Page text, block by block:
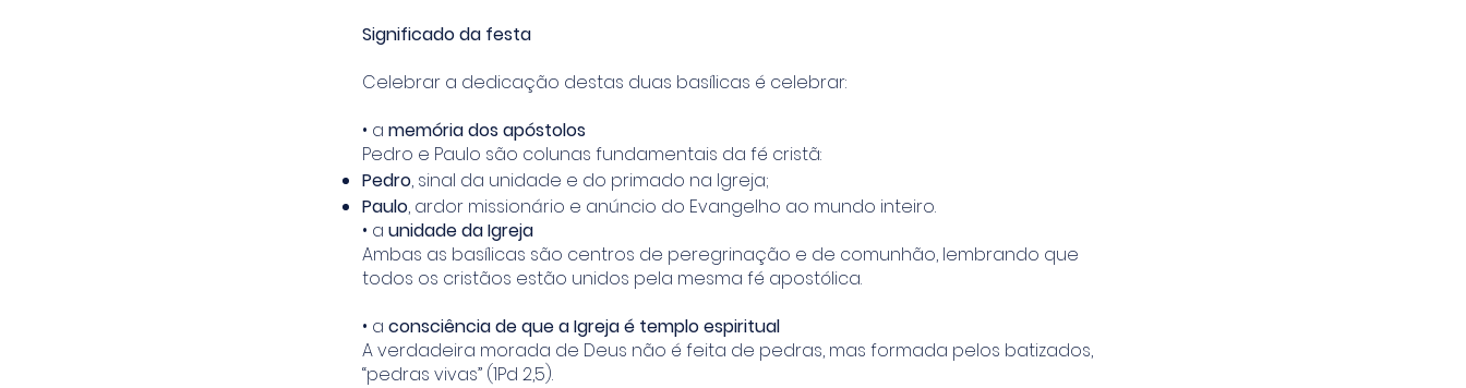
Significado da festa
Celebrar a dedicação destas duas basílicas é celebrar:
• a memória dos apóstolos
Pedro e Paulo são colunas fundamentais da fé cristã:
Pedro, sinal da unidade e do primado na Igreja;
Paulo, ardor missionário e anúncio do Evangelho ao mundo inteiro.
• a unidade da Igreja
Ambas as basílicas são centros de peregrinação e de comunhão, lembrando que
todos os cristãos estão unidos pela mesma fé apostólica.
• a consciência de que a Igreja é templo espiritual
A verdadeira morada de Deus não é feita de pedras, mas formada pelos batizados,
“pedras vivas” (1Pd 2,5).